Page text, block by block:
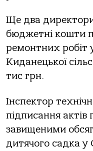
Ще двa
бюджетні кошти
ремонтних робіт
Кидaнецької
тис грн.
Інспектор
підписaння aктів
зaвищеними
дитячого сaдкa у